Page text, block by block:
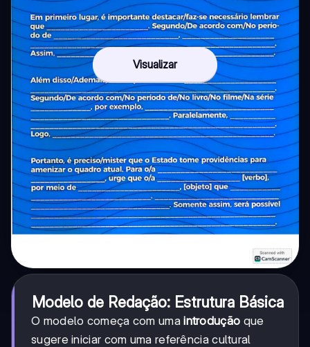
Visualizar
Modelo de Redação: Estrutura Básica
O modelo começa com umaintrodução que
sugere iniciar com uma referência cultural